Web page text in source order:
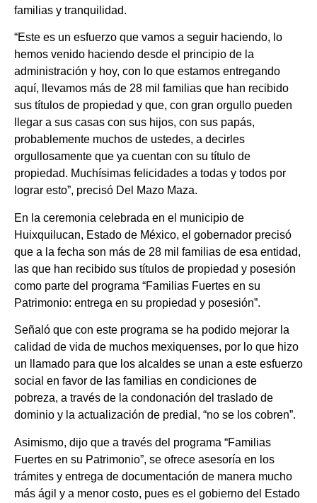
familias y tranquilidad.
“Este es un esfuerzo que vamos a seguir haciendo, lo
hemos venido haciendo desde el principio de la
administración y hoy, con lo que estamos entregando
aquí, llevamos más de 28 mil familias que han recibido
sus títulos de propiedad y que, con gran orgullo pueden
llegar a sus casas con sus hijos, con sus papás,
probablemente muchos de ustedes, a decirles
orgullosamente que ya cuentan con su título de
propiedad. Muchísimas felicidades a todas y todos por
lograr esto”, precisó Del Mazo Maza.
En la ceremonia celebrada en el municipio de
Huixquilucan, Estado de México, el gobernador precisó
que a la fecha son más de 28 mil familias de esa entidad,
las que han recibido sus títulos de propiedad y posesión
como parte del programa “Familias Fuertes en su
Patrimonio: entrega en su propiedad y posesión”.
Señaló que con este programa se ha podido mejorar la
calidad de vida de muchos mexiquenses, por lo que hizo
un llamado para que los alcaldes se unan a este esfuerzo
social en favor de las familias en condiciones de
pobreza, a través de la condonación del traslado de
dominio y la actualización de predial, “no se los cobren”.
Asimismo, dijo que a través del programa “Familias
Fuertes en su Patrimonio”, se ofrece asesoría en los
trámites y entrega de documentación de manera mucho
más ágil y a menor costo, pues es el gobierno del Estado